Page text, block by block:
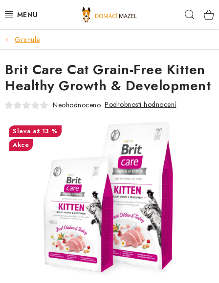
na
DOPORUČUJEME
VÝPRODEJ SKLADU
PSI
KONĚ
PRO CHOVATELE
Granule
Brit Care Cat Grain-Free Kitten
Healthy Growth & Development
Neohodnoceno Podrobnosti hodnocení
až 13 %
Akce